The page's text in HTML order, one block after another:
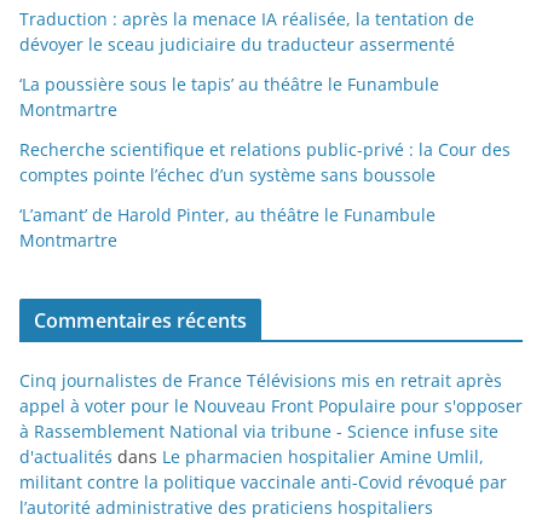
Traduction : après la menace IA réalisée, la tentation de
dévoyer le sceau judiciaire du traducteur assermenté
‘La poussière sous le tapis’ au théâtre le Funambule
Montmartre
Recherche scientifique et relations public-privé : la Cour des
comptes pointe l’échec d’un système sans boussole
‘L’amant’ de Harold Pinter, au théâtre le Funambule
Montmartre
Commentaires récents
Cinq journalistes de France Télévisions mis en retrait après
appel à voter pour le Nouveau Front Populaire pour s'opposer
à Rassemblement National via tribune - Science infuse site
d'actualités dans Le pharmacien hospitalier Amine Umlil,
militant contre la politique vaccinale anti-Covid révoqué par
l’autorité administrative des praticiens hospitaliers